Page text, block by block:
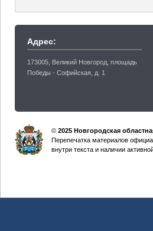
Адрес:
173005, Великий Новгород, площадь
Победы - Софийская, д. 1
© 2025 Новгородская
Перепечатка материалов
внутри текста и наличии